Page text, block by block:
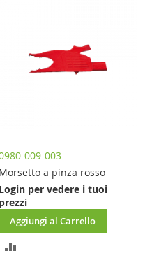
009-003
Morsetto a pinza rosso
Login per vedere i tuoi
prezzi
Aggiungi al Carrello